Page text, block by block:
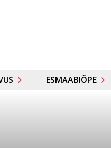
ESMAABIÕPE